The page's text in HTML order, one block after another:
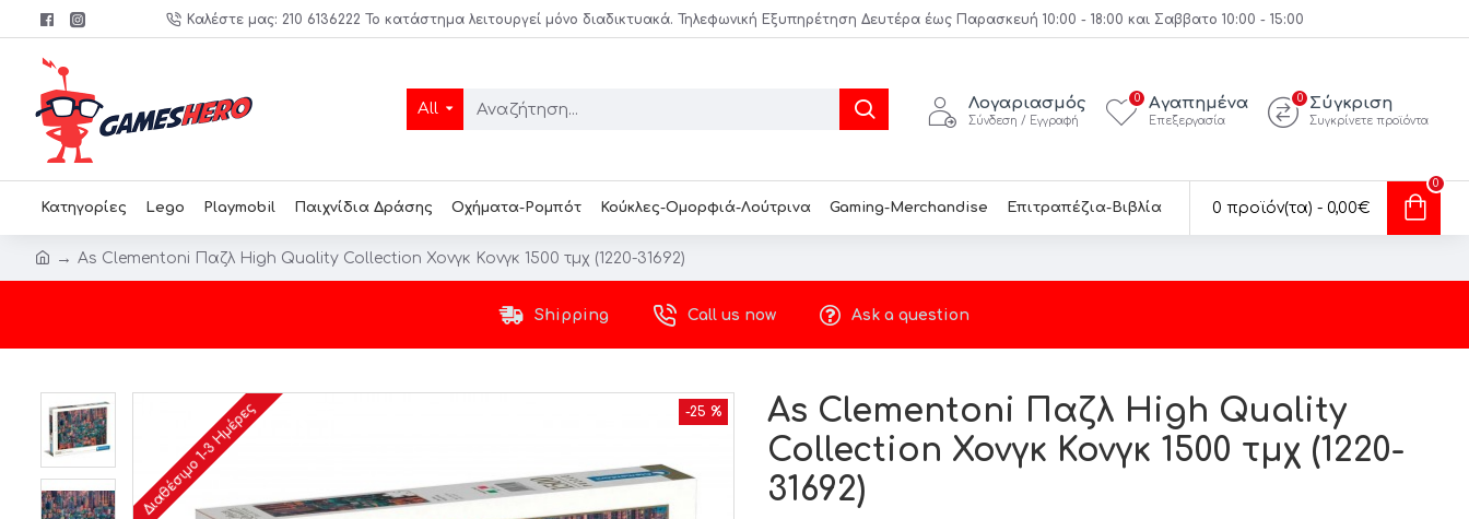
Καλέστε μας: 210 6136222 Το κατάστημα λειτουργεί μόνο διαδικτυακά. Τηλεφωνική Εξυπηρέτηση Δευτέρα έως Παρασκευή 10:00 - 18:00 και Σαββατο 10:00 - 15:00
All Λογαριασμός
Σύνδεση / Εγγραφή
Αγαπημένα
Επεξεργασία
0 Σύγκριση
Συγκρίνετε προϊόντα
0
Κατηγορίες Lego Playmobil Παιχνίδια Δράσης Οχήματα-Ρομπότ Κούκλες-Ομορφιά-Λούτρινα Gaming-Merchandise Επιτραπέζια-Βιβλία 0 προϊόν(τα) - 0,00€
0
As Clementoni Παζλ High Quality Collection Χονγκ Κονγκ 1500 τμχ (1220-31692)
Shipping Call us now Ask a question
-25 %
Διαθέσιμο 1-3 Ημέρες
As Clementoni Παζλ High Quality
Collection Χονγκ Κονγκ 1500 τμχ (1220-
31692)